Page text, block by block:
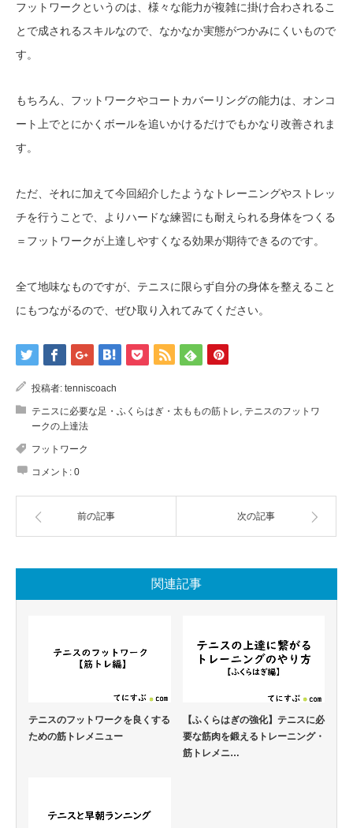
フットワークというのは、様々な能力が複雑に掛け合わされるこ
とで成されるスキルなので、なかなか実態がつかみにくいもので
す。
もちろん、フットワークやコートカバーリングの能力は、オンコ
ート上でとにかくボールを追いかけるだけでもかなり改善されま
す。
ただ、それに加えて今回紹介したようなトレーニングやストレッ
チを行うことで、よりハードな練習にも耐えられる身体をつくる
＝フットワークが上達しやすくなる効果が期待できるのです。
全て地味なものですが、テニスに限らず自分の身体を整えること
にもつながるので、ぜひ取り入れてみてください。
投稿者: tenniscoach
テニスに必要な足・ふくらはぎ・太ももの筋トレ テニスのフットワ
ークの上達法
フットワーク
コメント: 0
前の記事 次の記事
関連記事
テニスのフットワークを良くする
ための筋トレメニュー
【ふくらはぎの強化】テニスに必
要な筋肉を鍛えるトレーニング・
筋トレメニ…